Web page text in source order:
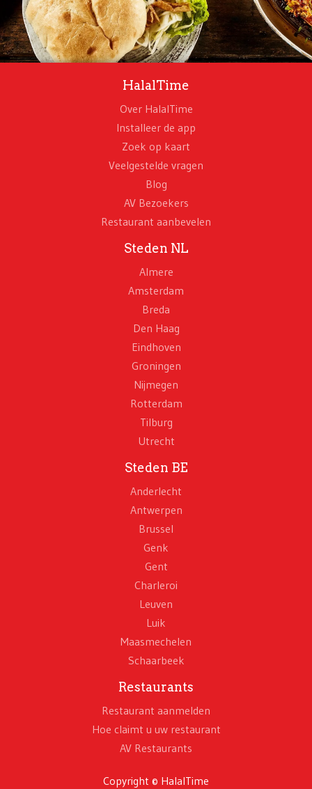
HalalTime
Over HalalTime
Installeer de app
Zoek op kaart
Veelgestelde vragen
Blog
AV Bezoekers
Restaurant aanbevelen
Steden NL
Almere
Amsterdam
Breda
Den Haag
Eindhoven
Groningen
Nijmegen
Rotterdam
Tilburg
Utrecht
Steden BE
Anderlecht
Antwerpen
Brussel
Genk
Gent
Charleroi
Leuven
Luik
Maasmechelen
Schaarbeek
Restaurants
Restaurant aanmelden
Hoe claimt u uw restaurant
AV Restaurants
Copyright © HalalTime